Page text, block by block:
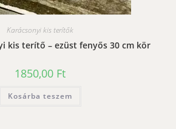
Karácsonyi kis terítők
kis terítő – ezüst fenyős 30 cm kör
1850,00 Ft
Kosárba teszem